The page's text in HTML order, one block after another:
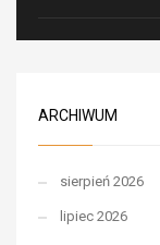
ARCHIWUM
sierpień 2026
lipiec 2026